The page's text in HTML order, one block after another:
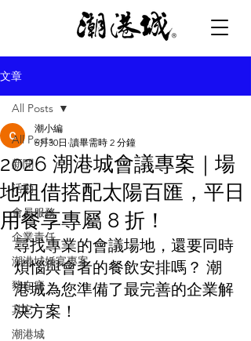
文章
All Posts
新聞
活動
會員服務
企業責任
潮港城婚宴專案
豬在瘋
其它
潮港城
All Posts
2026 潮港城會議專案｜場
地租借搭配太陽百匯，平日
用餐享專屬 8 折！
潮小編
6月30日 讀畢需時 2 分鐘
尋找專業的會議場地，還要同時
煩惱與會者的餐飲安排嗎？ 潮
港城為您準備了最完善的企業解
決方案！